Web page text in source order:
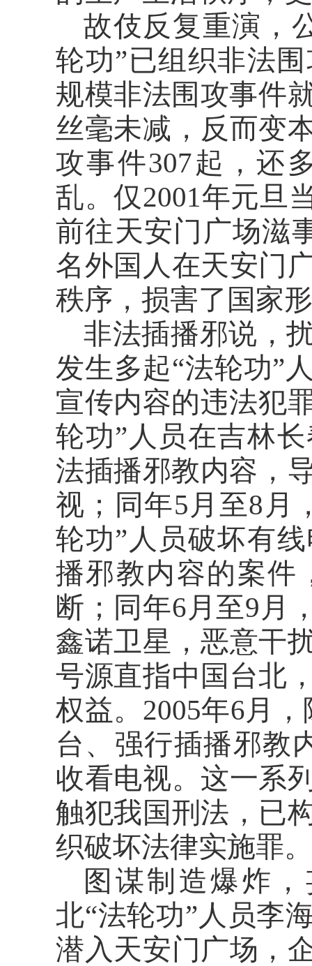
故伎反复重演，
轮功”已组织非法
规模非法围攻事件
丝毫未减，反而变
攻事件307起，还
乱。仅2001年元旦
前往天安门广场滋
名外国人在天安门
秩序，损害了国家
非法插播邪说，
发生多起“法轮功”
宣传内容的违法犯
轮功”人员在吉林
法插播邪教内容，
视；同年5月至8月
轮功”人员破坏有
播邪教内容的案件
断；同年6月至9月
鑫诺卫星，恶意干
号源直指中国台北
权益。2005年6月
台、强行插播邪教
收看电视。这一系
触犯我国刑法，已
织破坏法律实施罪。
图谋制造爆炸
北“法轮功”人员李
潜入天安门广场，